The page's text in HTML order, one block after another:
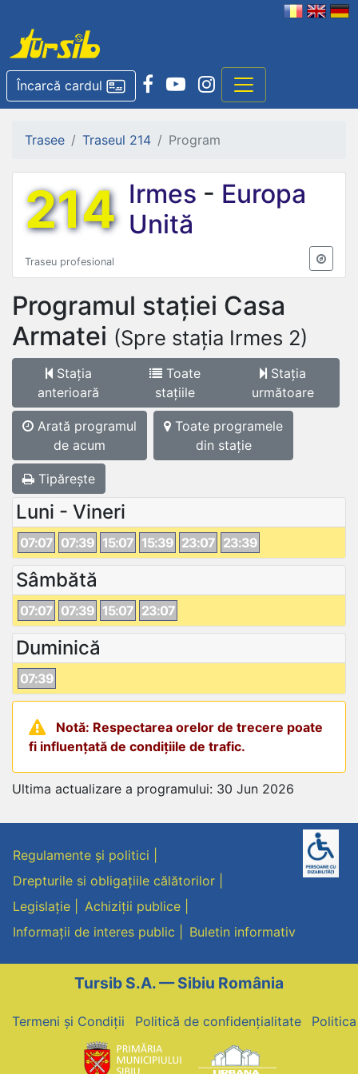
Încarcă cardul
Trasee Traseul 214 Program
214 Irmes - Europa
Unită
Traseu profesional
Programul stației Casa
Armatei (Spre stația Irmes 2)
Stația
anterioară
Toate
stațiile
Stația
următoare
Arată programul
de acum
Toate programele
din stație
Tipărește
Luni - Vineri
07:07 07:39 15:07 15:39 23:07 23:39
Sâmbătă
07:07 07:39 15:07 23:07
Duminică
07:39
Notă: Respectarea orelor de trecere poate
fi influențată de condițiile de trafic.
Ultima actualizare a programului: 30 Jun 2026
Regulamente și politici
Drepturile si obligațiile călătorilor
Legislație
Achiziții publice
Informații de interes public
Buletin informativ
Tursib S.A. — Sibiu România
Termeni și Condiții Politică de confidențialitate